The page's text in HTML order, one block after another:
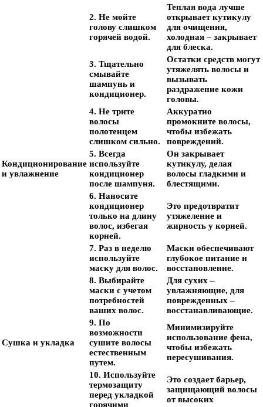
2. Не мойте
голову слишком
горячей водой.
Теплая вода лучше
открывает кутикулу
для очищения,
холодная – закрывает
для блеска.
3. Тщательно
смывайте
шампунь и
кондиционер.
Остатки средств могут
утяжелять волосы и
вызывать
раздражение кожи
головы.
4. Не трите
волосы
полотенцем
слишком сильно.
Аккуратно
промокните волосы,
чтобы избежать
повреждений.
Кондиционирование
и увлажнение
5. Всегда
используйте
кондиционер
после шампуня.
Он закрывает
кутикулу, делая
волосы гладкими и
блестящими.
6. Наносите
кондиционер
только на длину
волос, избегая
корней.
Это предотвратит
утяжеление и
жирность у корней.
7. Раз в неделю
используйте
маску для волос.
Маски обеспечивают
глубокое питание и
восстановление.
8. Выбирайте
маски с учетом
потребностей
ваших волос.
Для сухих –
увлажняющие, для
поврежденных –
восстанавливающие.
Сушка и укладка
9. По
возможности
сушите волосы
естественным
путем.
Минимизируйте
использование фена,
чтобы избежать
пересушивания.
10. Используйте
термозащиту
перед укладкой
горячими
Это создает барьер,
защищающий волосы
от высоких